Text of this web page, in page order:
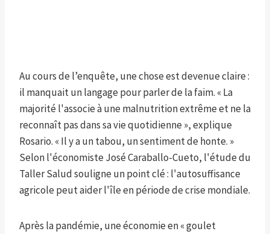
Au cours de l’enquête, une chose est devenue claire :
il manquait un langage pour parler de la faim. « La
majorité l'associe à une malnutrition extrême et ne la
reconnaît pas dans sa vie quotidienne », explique
Rosario. « Il y a un tabou, un sentiment de honte. »
Selon l'économiste José Caraballo-Cueto, l'étude du
Taller Salud souligne un point clé : l'autosuffisance
agricole peut aider l'île en période de crise mondiale.
Après la pandémie, une économie en « goulet